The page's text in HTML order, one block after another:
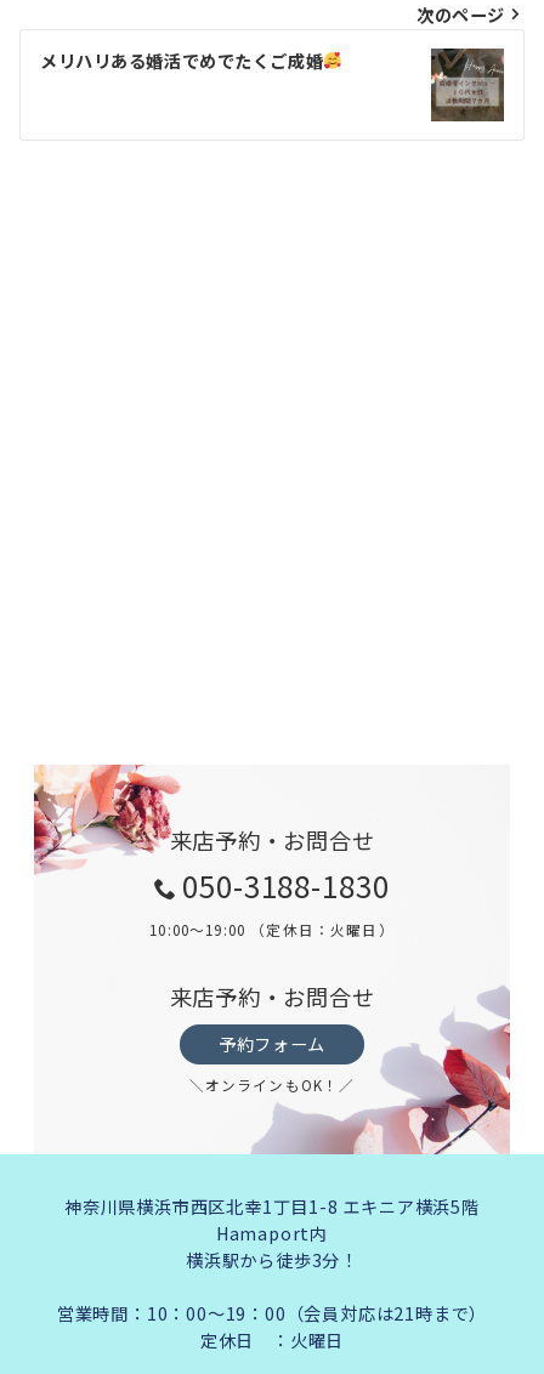
ビ
ゲ
シ
次のページ
メリハリある婚活でめでたくご成婚
来店予約・お問合せ
050-3188-1830
10:00～19:00 （定休日：火曜日）
来店予約・お問合せ
予約フォーム
＼オンラインもOK！／
神奈川県横浜市西区北幸1丁目1-8 エキニア横浜5階
Hamaport内
横浜駅から徒歩3分！
営業時間：10：00～19：00（会員対応は21時まで）
定休日 ：火曜日